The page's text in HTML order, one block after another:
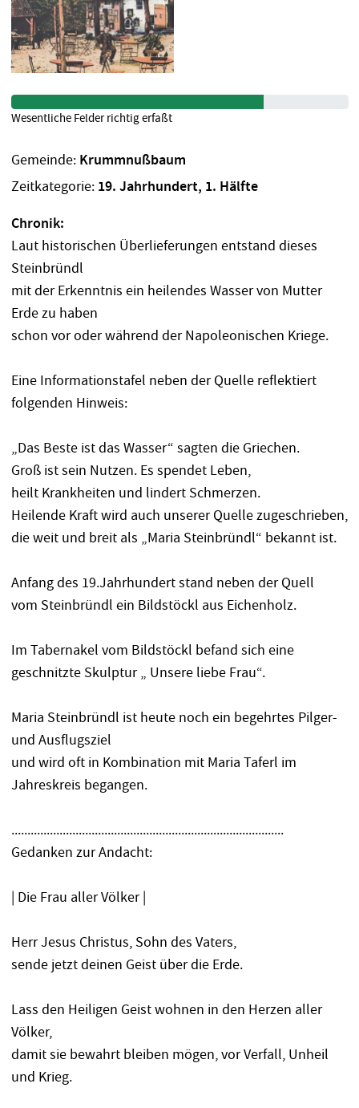
Gemeinde: Krummnußbaum
Zeitkategorie: 19. Jahrhundert, 1. Hälfte
Chronik:
Laut historischen Überlieferungen entstand dieses
Steinbründl
mit der Erkenntnis ein heilendes Wasser von Mutter
Erde zu haben
schon vor oder während der Napoleonischen Kriege.
Eine Informationstafel neben der Quelle reflektiert
folgenden Hinweis:
„Das Beste ist das Wasser“ sagten die Griechen.
Groß ist sein Nutzen. Es spendet Leben,
heilt Krankheiten und lindert Schmerzen.
Heilende Kraft wird auch unserer Quelle zugeschrieben,
die weit und breit als „Maria Steinbründl“ bekannt ist.
Anfang des 19.Jahrhundert stand neben der Quell
vom Steinbründl ein Bildstöckl aus Eichenholz.
Im Tabernakel vom Bildstöckl befand sich eine
geschnitzte Skulptur „ Unsere liebe Frau“.
Maria Steinbründl ist heute noch ein begehrtes Pilger-
und Ausflugsziel
und wird oft in Kombination mit Maria Taferl im
Jahreskreis begangen.
.....................................................................................
Gedanken zur Andacht:
| Die Frau aller Völker |
Herr Jesus Christus, Sohn des Vaters,
sende jetzt deinen Geist über die Erde.
Lass den Heiligen Geist wohnen in den Herzen aller
Völker,
damit sie bewahrt bleiben mögen, vor Verfall, Unheil
und Krieg.
Wesentliche Felder richtig erfaßt